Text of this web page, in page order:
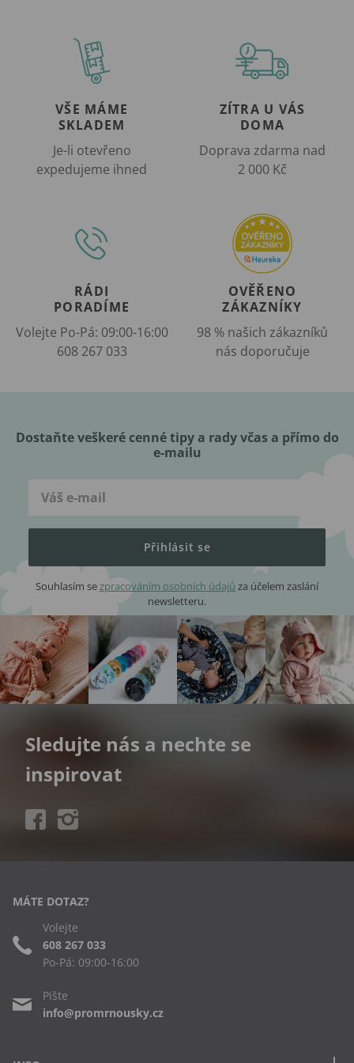
VŠE MÁME
SKLADEM
Je-li otevřeno
expedujeme ihned
ZÍTRA U VÁS
DOMA
Doprava zdarma nad
2 000 Kč
RÁDI
PORADÍME
Volejte Po-Pá: 09:00-16:00
608 267 033
OVĚŘENO
ZÁKAZNÍKY
98 % našich zákazníků
nás doporučuje
Dostaňte veškeré cenné tipy a rady včas a přímo do
e-mailu
Přihlásit se
Souhlasím sezpracováním osobních údajů za účelem zaslání
newsletteru.
Sledujte nás a nechte se
inspirovat
MÁTE DOTAZ?
Volejte
608 267 033
Po-Pá: 09:00-16:00
Pište
info@promrnousky.cz